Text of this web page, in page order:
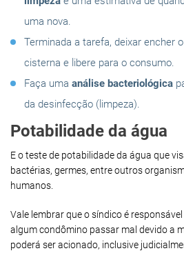
uma nova.
Terminada a tarefa, deixar encher
cisterna e libere para o consumo.
Faça uma análise bacteriológica
da desinfecção (limpeza).
Potabilidade da água
E o teste de potabilidade da água que
bactérias, germes, entre outros
humanos.
Vale lembrar que o síndico é
algum condômino passar mal devido a
poderá ser acionado, inclusive